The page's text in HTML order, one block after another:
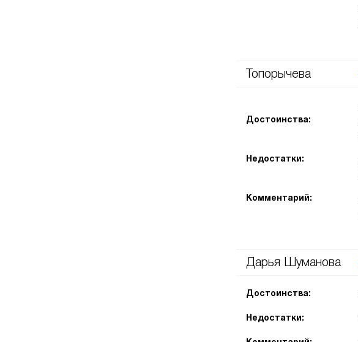
Топорычева
Достоинства:
Недостатки:
Комментарий:
Дарья Шуманова
Достоинства:
Недостатки: